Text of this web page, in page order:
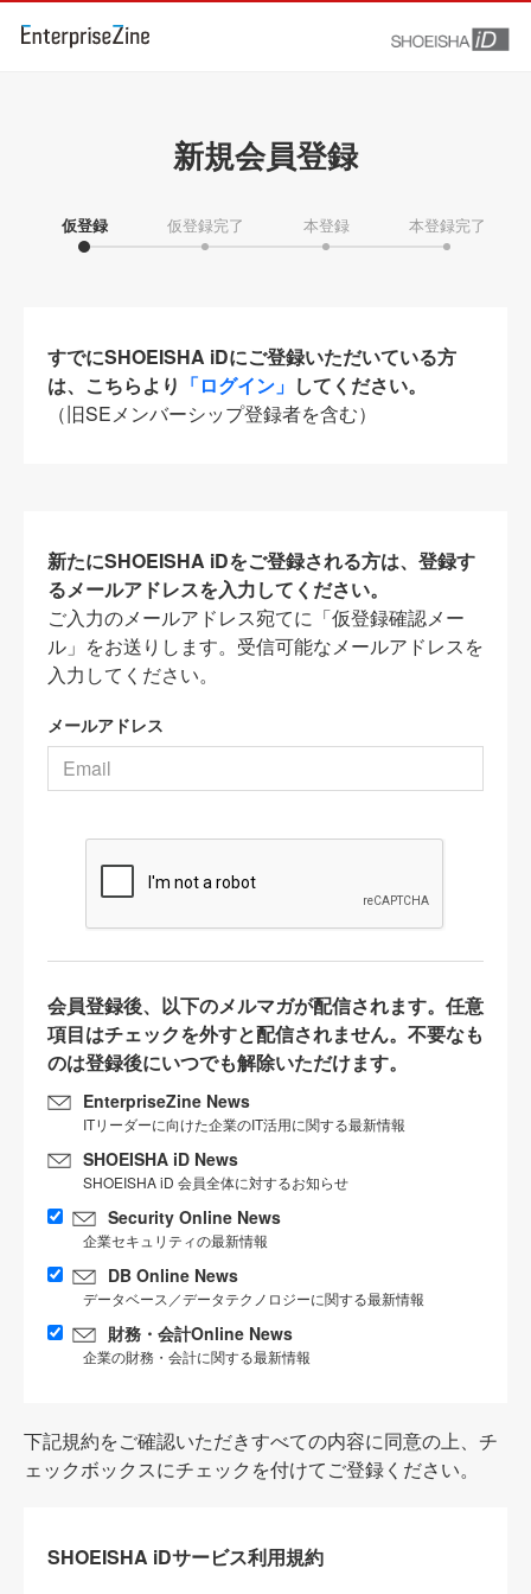
新規会員登録
仮登録 仮登録完了 本登録 本登録完了
すでにSHOEISHA iDにご登録いただいている方
は、こちらより 「ログイン」 してください。
（旧SEメンバーシップ登録者を含む）
新たにSHOEISHA iDをご登録される方は、登録す
るメールアドレスを入力してください。
ご入力のメールアドレス宛てに「仮登録確認メー
ル」をお送りします。受信可能なメールアドレスを
入力してください。
メールアドレス
会員登録後、以下のメルマガが配信されます。任意
項目はチェックを外すと配信されません。不要なも
のは登録後にいつでも解除いただけます。
EnterpriseZine News
ITリーダーに向けた企業のIT活用に関する最新情報
SHOEISHA iD News
SHOEISHA iD 会員全体に対するお知らせ
Security Online News
企業セキュリティの最新情報
DB Online News
データベース／データテクノロジーに関する最新情報
財務・会計Online News
企業の財務・会計に関する最新情報
下記規約をご確認いただきすべての内容に同意の上、チ
ェックボックスにチェックを付けてご登録ください。
SHOEISHA iDサービス利用規約